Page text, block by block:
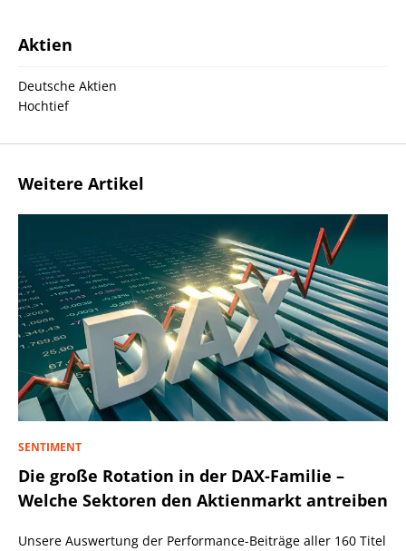
Aktien
Deutsche Aktien
Hochtief
Weitere Artikel
SENTIMENT
Die große Rotation in der DAX-Familie –
Welche Sektoren den Aktienmarkt antreiben
Unsere Auswertung der Performance-Beiträge aller 160 Titel